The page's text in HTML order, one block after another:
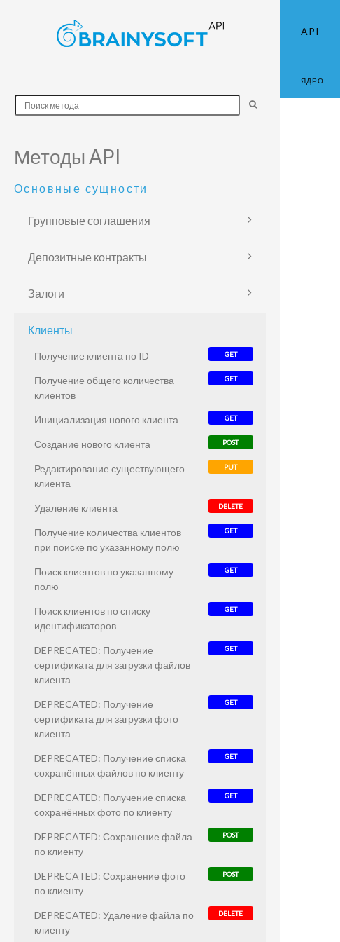
Методы API
Основные сущности
Групповые соглашения
Депозитные контракты
Залоги
Клиенты
Получение клиента по ID GET
Получение общего количества
клиентов
GET
Инициализация нового клиента GET
Создание нового клиента POST
Редактирование существующего
клиента
PUT
Удаление клиента DELETE
Получение количества клиентов
при поиске по указанному полю
GET
Поиск клиентов по указанному
полю
GET
Поиск клиентов по списку
идентификаторов
GET
DEPRECATED: Получение
сертификата для загрузки файлов
клиента
GET
DEPRECATED: Получение
сертификата для загрузки фото
клиента
GET
DEPRECATED: Получение списка
сохранённых файлов по клиенту
GET
DEPRECATED: Получение списка
сохранённых фото по клиенту
GET
DEPRECATED: Сохранение файла
по клиенту
POST
DEPRECATED: Сохранение фото
по клиенту
POST
DEPRECATED: Удаление файла по
клиенту
DELETE
API
ЯДРО